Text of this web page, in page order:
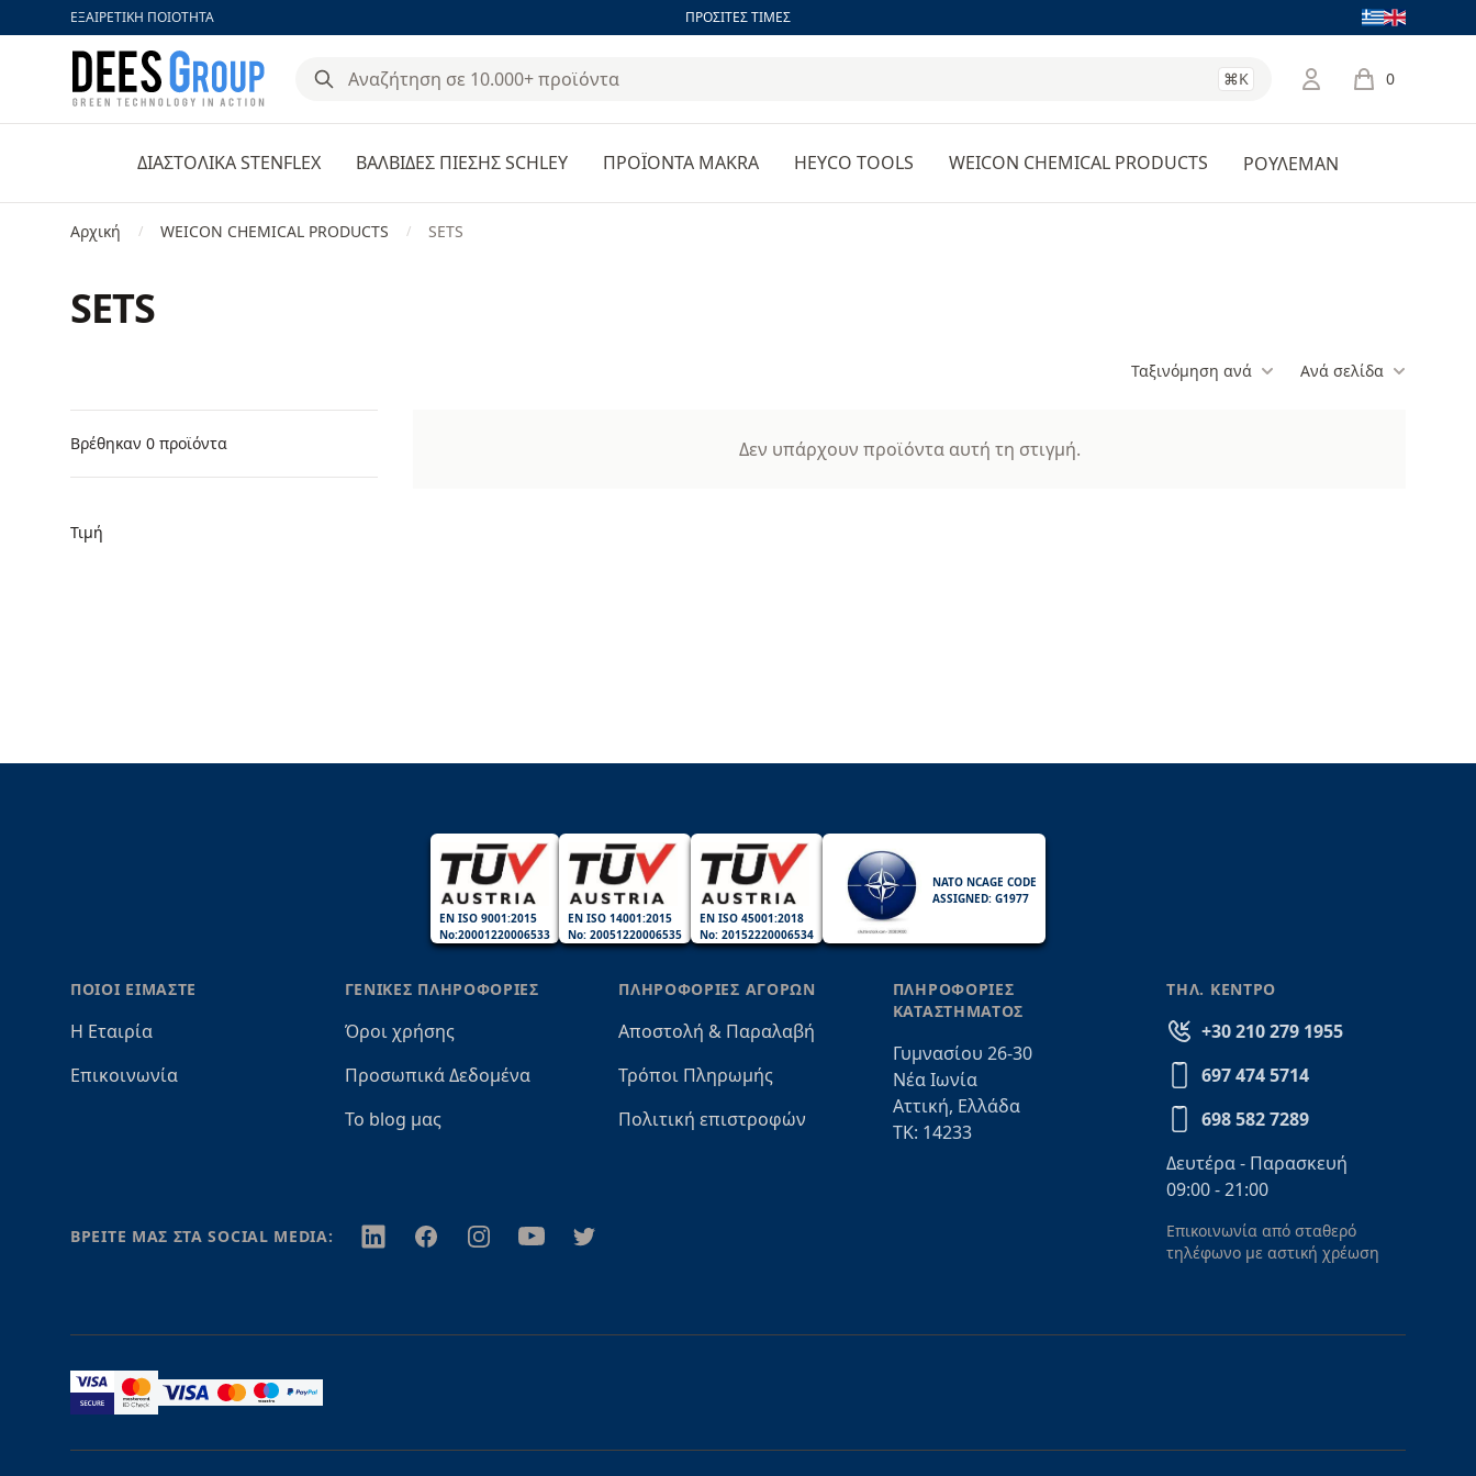
ΕΞΑΙΡΕΤΙΚΗ ΠΟΙΟΤΗΤΑ ΠΡΟΣΙΤΕΣ ΤΙΜΕΣ
Language
DeesGroup
⌘K 0
items in cart,
ΔΙΑΣΤΟΛΙΚΑ STENFLEX ΒΑΛΒΙΔΕΣ ΠΙΕΣΗΣ SCHLEY ΠΡΟΪΟΝΤΑ MAKRA HEYCO TOOLS WEICON CHEMICAL PRODUCTS ΡΟΥΛΕΜΑΝ
Αρχική / WEICON CHEMICAL PRODUCTS / SETS
SETS
Ταξινόμηση ανά Ανά σελίδα
Βρέθηκαν 0 προϊόντα
Τιμή
Δεν υπάρχουν προϊόντα αυτή τη στιγμή.
EN ISO 9001:2015
No:20001220006533
EN ISO 14001:2015
No: 20051220006535
EN ISO 45001:2018
No: 20152220006534
NATO NCAGE CODE
ASSIGNED: G1977
ΠΟΙΟΙ ΕΙΜΑΣΤΕ
Η Εταιρία
Επικοινωνία
ΓΕΝΙΚΕΣ ΠΛΗΡΟΦΟΡΙΕΣ
Όροι χρήσης
Προσωπικά Δεδομένα
Το blog μας
ΠΛΗΡΟΦΟΡΙΕΣ ΑΓΟΡΩΝ
Αποστολή & Παραλαβή
Τρόποι Πληρωμής
Πολιτική επιστροφών
ΠΛΗΡΟΦΟΡΙΕΣ
ΚΑΤΑΣΤΗΜΑΤΟΣ
Γυμνασίου 26-30
Νέα Ιωνία
Αττική, Ελλάδα
ΤΚ: 14233
ΤΗΛ. ΚΕΝΤΡΟ
+30 210 279 1955
697 474 5714
698 582 7289
Δευτέρα - Παρασκευή
09:00 - 21:00
Επικοινωνία από σταθερό
τηλέφωνο με αστική χρέωση
ΒΡΕΙΤΕ ΜΑΣ ΣΤΑ SOCIAL MEDIA: TwitterFacebookInstagramYoutubeTwitter